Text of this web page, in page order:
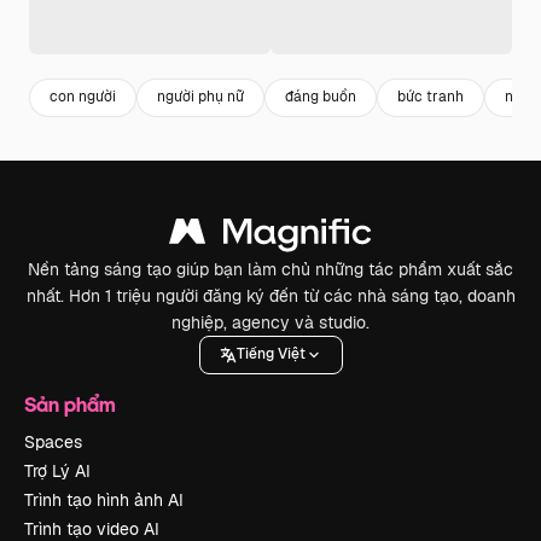
con người người phụ nữ đáng buồn bức tranh người
Nền tảng sáng tạo giúp bạn làm chủ những tác phẩm xuất sắc
nhất. Hơn 1 triệu người đăng ký đến từ các nhà sáng tạo, doanh
nghiệp, agency và studio.
Tiếng Việt
Sản phẩm
Spaces
Trợ Lý AI
Trình tạo hình ảnh AI
Trình tạo video AI